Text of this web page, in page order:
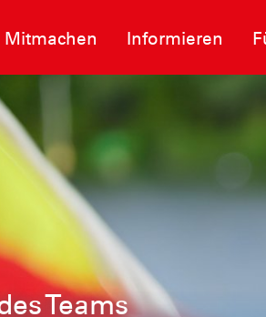
Mitmachen Informieren